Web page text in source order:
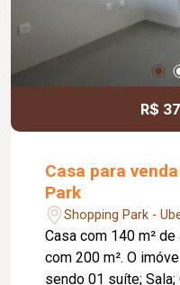
R$
Casa para
Park
Shopping Park -
Casa com 140 m² de
com 200 m². O imóvel conta com: 03 quartos,
sendo 01 suíte;